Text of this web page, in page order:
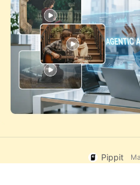
AI產品影像
說明中心
一鍵製片解決方案
產品影像
發佈與數據分析
素材管理
使用者帳號
商業貼士
人工智能驅動的產品海報
5大類型的商業視頻
AI生成的產品背景
吸引銷售-促進海報提示
社交媒體提示
Pippit